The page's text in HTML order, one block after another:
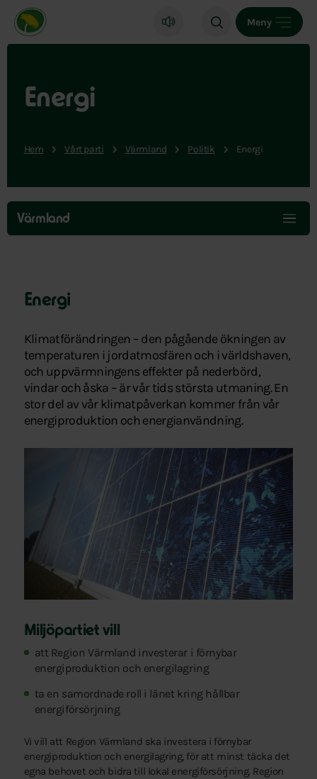
Miljöpartiet de gröna, startsida
Meny
Energi
Hem Vårt parti Värmland Politik Energi
Hoppa
över
menyn
Värmland
Energi
Klimatförändringen – den pågående ökningen av
temperaturen i jordatmosfären och i världshaven,
och uppvärmningens effekter på nederbörd,
vindar och åska – är vår tids största utmaning. En
stor del av vår klimatpåverkan kommer från vår
energiproduktion och energianvändning.
Miljöpartiet vill
att Region Värmland investerar i förnybar
energiproduktion och energilagring
ta en samordnade roll i länet kring hållbar
energiförsörjning
Vi vill att Region Värmland ska investera i förnybar
energiproduktion och energilagring, för att minst täcka det
egna behovet och bidra till lokal energiförsörjning. Region